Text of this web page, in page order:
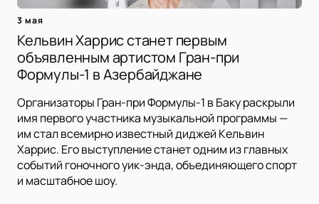
3 мая
Кельвин Харрис станет первым
объявленным артистом Гран-при
Формулы-1 в Азербайджане
Организаторы Гран-при Формулы-1 в Баку раскрыли
имя первого участника музыкальной программы —
им стал всемирно известный диджей Кельвин
Харрис. Его выступление станет одним из главных
событий гоночного уик-энда, объединяющего спорт
и масштабное шоу.